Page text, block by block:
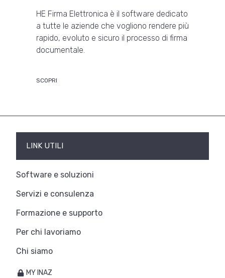
HE Firma Elettronica è il software dedicato
a tutte le aziende che vogliono rendere più
rapido, evoluto e sicuro il processo di firma
documentale.
SCOPRI
LINK UTILI
Software e soluzioni
Servizi e consulenza
Formazione e supporto
Per chi lavoriamo
Chi siamo
MY INAZ